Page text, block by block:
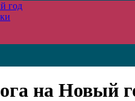
год
на Новый